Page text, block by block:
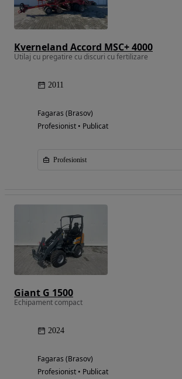
Kverneland Accord MSC+ 4000
Utilaj cu pregatire cu discuri cu fertilizare
2011
Fagaras (Brasov)
Profesionist • Publicat
Profesionist
Giant G 1500
Echipament compact
2024
Fagaras (Brasov)
Profesionist • Publicat